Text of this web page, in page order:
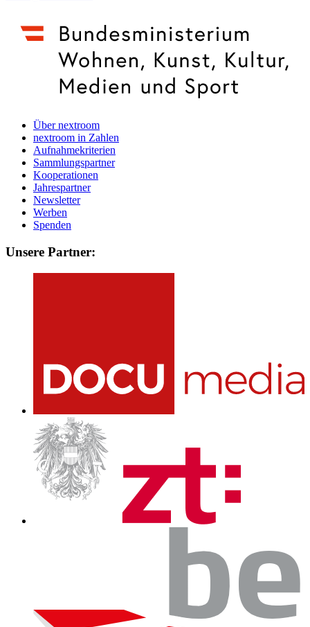
Über nextroom
nextroom in Zahlen
Aufnahmekriterien
Sammlungspartner
Kooperationen
Jahrespartner
Newsletter
Werben
Spenden
Unsere Partner: